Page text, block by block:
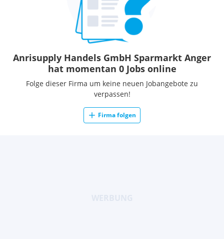
Anrisupply Handels GmbH Sparmarkt Anger
hat momentan 0 Jobs online
Folge dieser Firma um keine neuen Jobangebote zu
verpassen!
Firma folgen